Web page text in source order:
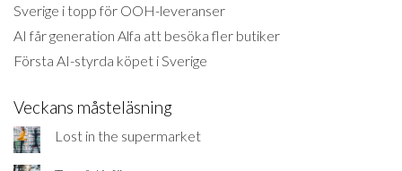
Sverige i topp för OOH-leveranser
AI får generation Alfa att besöka fler butiker
Första AI-styrda köpet i Sverige
Veckans måsteläsning
Lost in the supermarket